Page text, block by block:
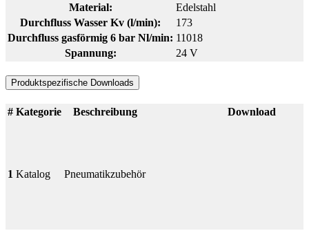
Material:
Edelstahl
Durchfluss Wasser Kv (l/min):
173
Durchfluss gasförmig 6 bar Nl/min: 11018
Spannung:
24 V
Produktspezifische Downloads
# Kategorie Beschreibung Download
1 Katalog Pneumatikzubehör